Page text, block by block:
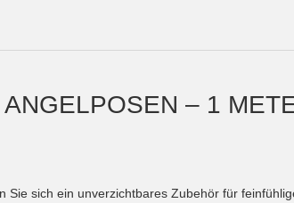
– 1
Sie sich ein unverzichtbares Zubehör für